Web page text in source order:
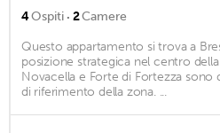
4Ospiti · 2Camere
Questo appartamento si trova a
posizione strategica nel centro
Novacella e Forte di Fortezza
di riferimento della zona. ...